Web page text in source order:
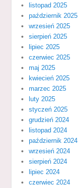
listopad 2025
październik 2025
wrzesień 2025
sierpień 2025
lipiec 2025
czerwiec 2025
maj 2025
kwiecień 2025
marzec 2025
luty 2025
styczeń 2025
grudzień 2024
listopad 2024
październik 2024
wrzesień 2024
sierpień 2024
lipiec 2024
czerwiec 2024